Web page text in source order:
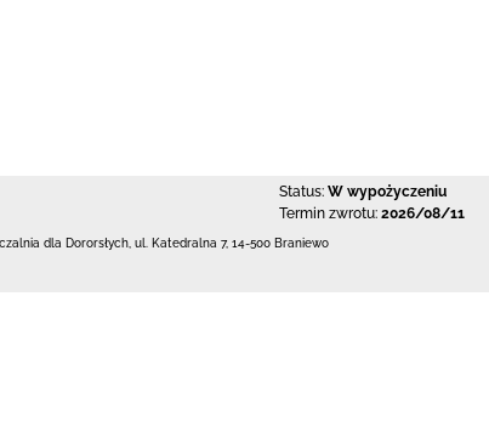
Status: W wypożyczeniu
Termin zwrotu: 2026/08/11
dla Dororsłych, ul. Katedralna 7, 14-500 Braniewo